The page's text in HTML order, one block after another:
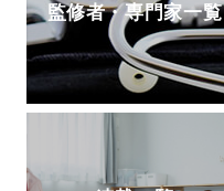
監修者・専門家一覧